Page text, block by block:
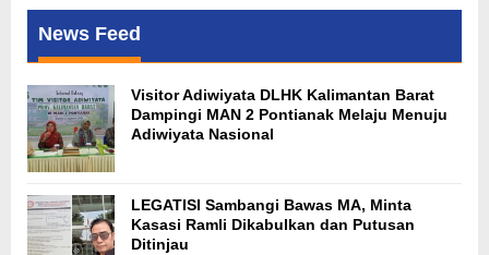
News Feed
Visitor Adiwiyata DLHK Kalimantan Barat
Dampingi MAN 2 Pontianak Melaju Menuju
Adiwiyata Nasional
LEGATISI Sambangi Bawas MA, Minta
Kasasi Ramli Dikabulkan dan Putusan
Ditinjau